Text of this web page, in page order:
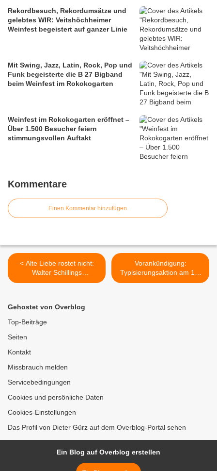
Rekordbesuch, Rekordumsätze und
gelebtes WIR: Veitshöchheimer
Weinfest begeistert auf ganzer Linie
Mit Swing, Jazz, Latin, Rock, Pop und
Funk begeisterte die B 27 Bigband
beim Weinfest im Rokokogarten
Weinfest im Rokokogarten eröffnet –
Über 1.500 Besucher feiern
stimmungsvollen Auftakt
Kommentare
Einen Kommentar hinzufügen
< Alte Liebe rostet nicht:
Walter Schillings
"Wanderer"-Fahrrad aus
Vorankündigung:
Typisierungsaktion am 17.
Juli 2011 beim Spielfest auf
Gehostet von Overblog
Top-Beiträge
Seiten
Kontakt
Missbrauch melden
Servicebedingungen
Cookies und persönliche Daten
Cookies-Einstellungen
Das Profil von Dieter Gürz auf dem Overblog-Portal sehen
Ein Blog auf Overblog erstellen